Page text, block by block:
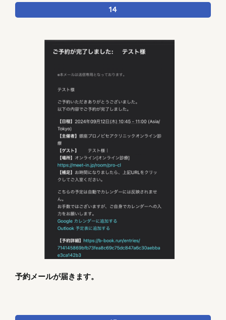
14
予約メールが届きます。